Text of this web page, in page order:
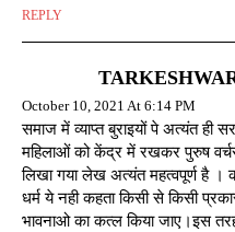
REPLY
October 10, 2021 At 6:14 PM
समाज में व्याप्त बुराइयों पे अत्यंत ही
महिलाओं को केंद्र में रखकर पुरुष
लिखा गया लेख अत्यंत महत्वपूर्ण है ।
धर्म ये नही कहता किसी से किसी
भावनाओ का कत्ल किया जाए।इस तरह